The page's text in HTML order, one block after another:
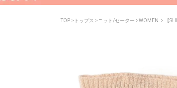
TOP > トップス > ニット/セーター >WOMEN > 【